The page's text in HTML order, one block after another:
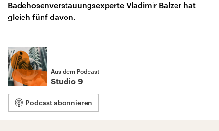
Badehosenverstauungsexperte Vladimir Balzer hat
gleich fünf davon.
Aus dem Podcast
Studio 9
Podcast abonnieren